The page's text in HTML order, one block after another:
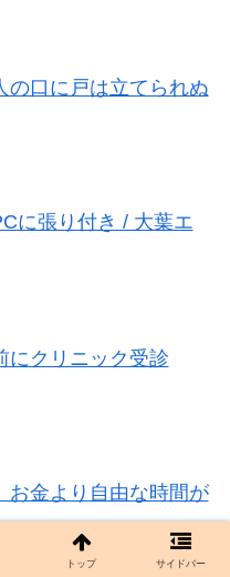
の口に戸は立てられぬ
に張り付き / 大葉エ
にクリニック受診
お金より自由な時間が
トップ サイドバー